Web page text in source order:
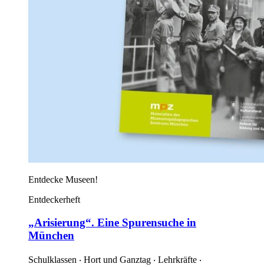
Entdecke Museen!
Entdeckerheft
„Arisierung“. Eine Spurensuche in
München
Schulklassen ‧ Hort und Ganztag ‧ Lehrkräfte ‧